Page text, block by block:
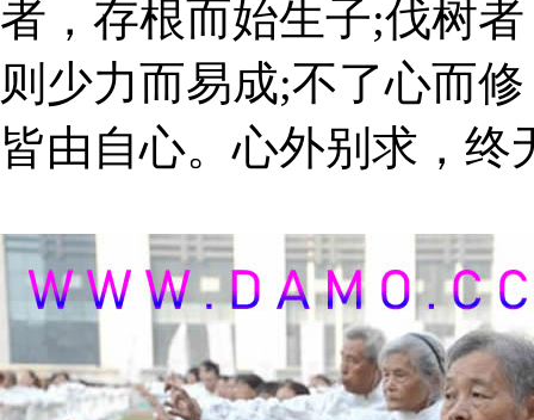
者，存根而始生子;伐树
则少力而易成;不了心而
皆由自心。心外别求，终